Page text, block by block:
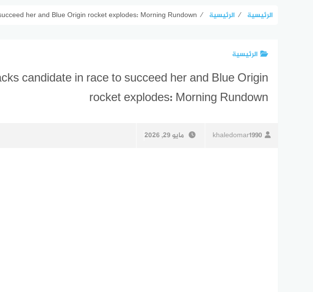
الرئيسية ⁄ الرئيسية ⁄
her and Blue Origin rocket explodes: Morning Rundown
الرئيسية
candidate in race to succeed her and Blue Origin
rocket explodes: Morning Rundown
khaledomar1990 مايو 29, 2026